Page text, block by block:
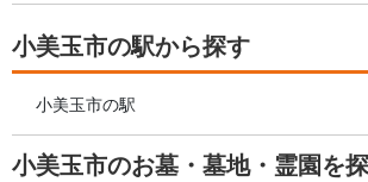
小美玉市の駅から探す
小美玉市の駅
小美玉市のお墓・墓地・霊園を